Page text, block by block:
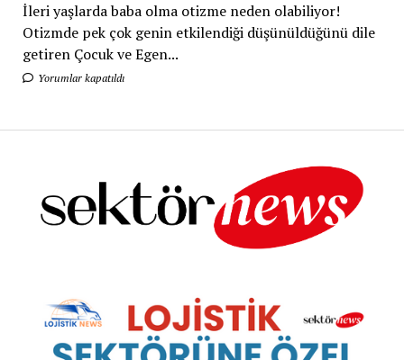
İleri yaşlarda baba olma otizme neden olabiliyor!
Otizmde pek çok genin etkilendiği düşünüldüğünü dile
getiren Çocuk ve Egen...
Yorumlar kapatıldı